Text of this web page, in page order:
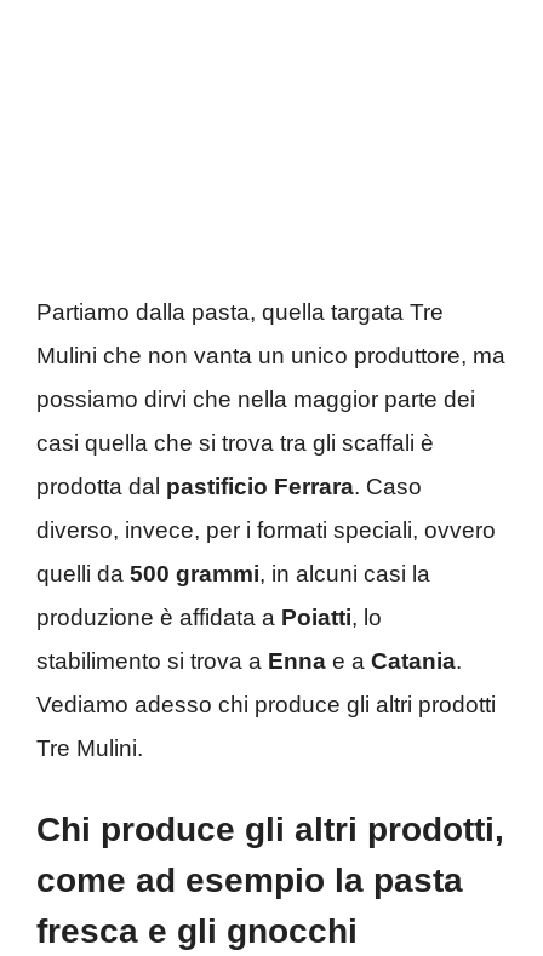
Partiamo dalla pasta, quella targata Tre
Mulini che non vanta un unico produttore, ma
possiamo dirvi che nella maggior parte dei
casi quella che si trova tra gli scaffali è
prodotta dal pastificio Ferrara. Caso
diverso, invece, per i formati speciali, ovvero
quelli da 500 grammi, in alcuni casi la
produzione è affidata a Poiatti, lo
stabilimento si trova a Enna e a Catania.
Vediamo adesso chi produce gli altri prodotti
Tre Mulini.
Chi produce gli altri prodotti,
come ad esempio la pasta
fresca e gli gnocchi